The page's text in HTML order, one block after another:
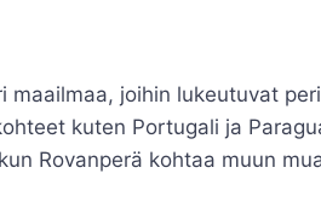
maailmaa, joihin lukeutuvat
kuten Portugali ja
Rovanperä kohtaa muun